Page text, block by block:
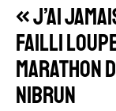
« J’AI
FAILLI
MARATHON
NIBRUN